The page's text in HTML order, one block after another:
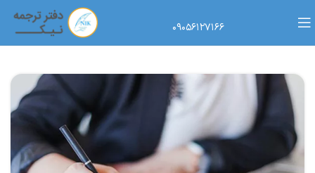
۰۹۰۵۶۱۲۷۱۶۶